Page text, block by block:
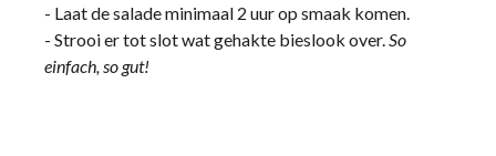
- Laat de salade minimaal 2 uur op smaak komen.
- Strooi er tot slot wat gehakte bieslook over.So
einfach, so gut!